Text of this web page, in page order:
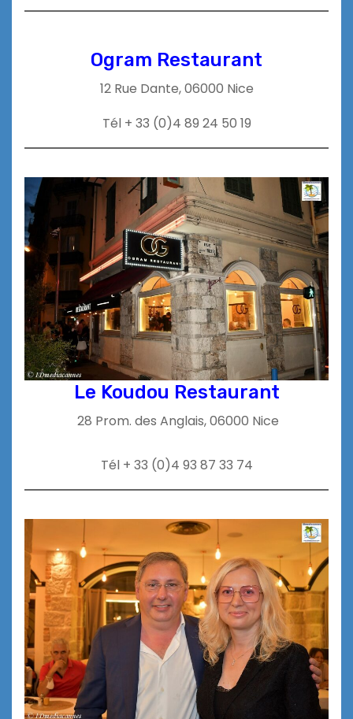
Ogram Restaurant
12 Rue Dante, 06000 Nice
Tél + 33 (0)4 89 24 50 19
Le Koudou Restaurant
28 Prom. des Anglais, 06000 Nice
Tél + 33 (0)4 93 87 33 74